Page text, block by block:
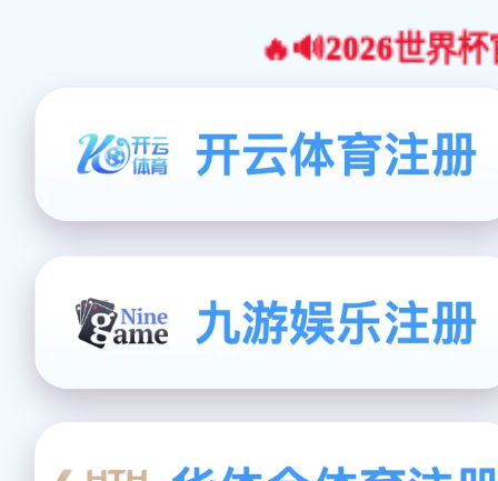
🔥🔊2026世界杯官网